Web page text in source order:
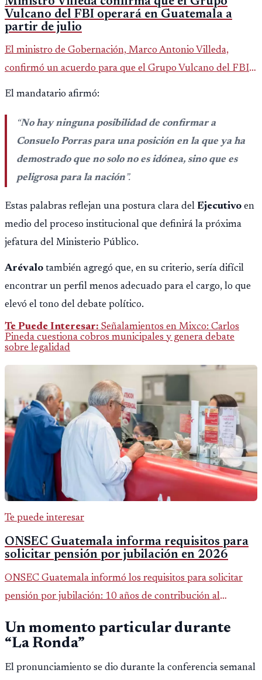
Vulcano del FBI operará en Guatemala a
partir de julio
El ministro de Gobernación, Marco Antonio Villeda,
confirmó un acuerdo para que el Grupo Vulcano del FBI
opere en Guatemala a partir de julio, tras un intento
Público.
El mandatario afirmó:
“No hay ninguna posibilidad de confirmar a
Consuelo Porras para una posición en la que ya ha
demostrado que no solo no es idónea, sino que es
peligrosa para la nación”.
Estas palabras reflejan una postura clara del Ejecutivo en
medio del proceso institucional que definirá la próxima
jefatura del Ministerio Público.
Arévalo también agregó que, en su criterio, sería difícil
encontrar un perfil menos adecuado para el cargo, lo que
elevó el tono del debate político.
Te Puede Interesar: Señalamientos en Mixco: Carlos
Pineda cuestiona cobros municipales y genera debate
sobre legalidad
Te puede interesar
ONSEC Guatemala informa requisitos para
solicitar pensión por jubilación en 2026
ONSEC Guatemala informó los requisitos para solicitar
pensión por jubilación: 10 años de contribución al
importar edad.
Un momento particular durante
“La Ronda”
El pronunciamiento se dio durante la conferencia semanal